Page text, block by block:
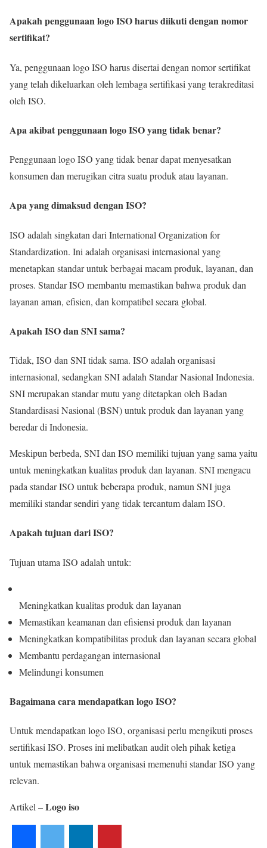
Apakah penggunaan logo ISO harus diikuti dengan nomor
sertifikat?
Ya, penggunaan logo ISO harus disertai dengan nomor sertifikat
yang telah dikeluarkan oleh lembaga sertifikasi yang terakreditasi
oleh ISO.
Apa akibat penggunaan logo ISO yang tidak benar?
Penggunaan logo ISO yang tidak benar dapat menyesatkan
konsumen dan merugikan citra suatu produk atau layanan.
Apa yang dimaksud dengan ISO?
ISO adalah singkatan dari International Organization for
Standardization. Ini adalah organisasi internasional yang
menetapkan standar untuk berbagai macam produk, layanan, dan
proses. Standar ISO membantu memastikan bahwa produk dan
layanan aman, efisien, dan kompatibel secara global.
Apakah ISO dan SNI sama?
Tidak, ISO dan SNI tidak sama. ISO adalah organisasi
internasional, sedangkan SNI adalah Standar Nasional Indonesia.
SNI merupakan standar mutu yang ditetapkan oleh Badan
Standardisasi Nasional (BSN) untuk produk dan layanan yang
beredar di Indonesia.
Meskipun berbeda, SNI dan ISO memiliki tujuan yang sama yaitu
untuk meningkatkan kualitas produk dan layanan. SNI mengacu
pada standar ISO untuk beberapa produk, namun SNI juga
memiliki standar sendiri yang tidak tercantum dalam ISO.
Apakah tujuan dari ISO?
Tujuan utama ISO adalah untuk:
Meningkatkan kualitas produk dan layanan
Memastikan keamanan dan efisiensi produk dan layanan
Meningkatkan kompatibilitas produk dan layanan secara global
Membantu perdagangan internasional
Melindungi konsumen
Bagaimana cara mendapatkan logo ISO?
Untuk mendapatkan logo ISO, organisasi perlu mengikuti proses
sertifikasi ISO. Proses ini melibatkan audit oleh pihak ketiga
untuk memastikan bahwa organisasi memenuhi standar ISO yang
relevan.
Artikel –Logo iso